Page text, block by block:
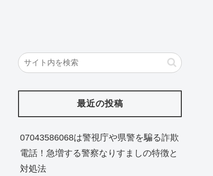
最近の投稿
07043586068は警視庁や県警を騙る詐欺
電話！急増する警察なりすましの特徴と
対処法